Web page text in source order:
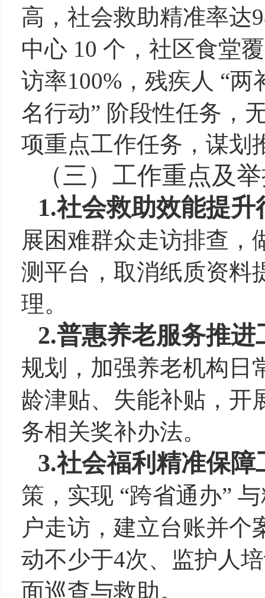
高，社会救助精准率达
中心 10 个，社区食堂
访率100% ，残疾人 “两
名行动” 阶段性任务，
项重点工作任务，谋划
（三） 工作重点及
1.社会救助效能提升
展困难群众走访排查，
测平台，取消纸质资料
理。
2.普惠养老服务推进
规划，加强养老机构日
龄津贴、失能补贴，开
务相关奖补办法。
3.社会福利精准保障
策，实现 “跨省通办”
户走访，建立台账并个
动不少于4次、监护人
面巡查与救助。